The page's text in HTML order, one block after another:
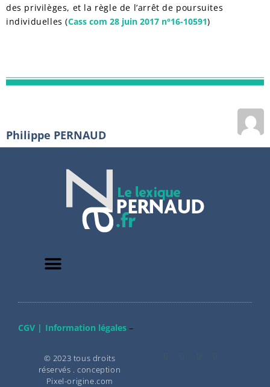
des privilèges, et la règle de l’arrêt de poursuites
individuelles (Cass com 28 juin 2017 n°16-10591)
Philippe PERNAUD
CGV | Information légales–
© 2023 tous droits
réservés . conception
Pixel-origine.com